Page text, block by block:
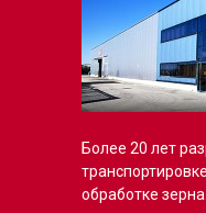
Более 20 лет
обработке